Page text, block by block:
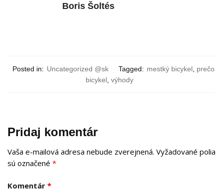
Boris Šoltés
Posted in: Uncategorized @sk Tagged: mestký bicykel prečo
bicykel výhody
Pridaj komentár
Vaša e-mailová adresa nebude zverejnená. Vyžadované polia
sú označené *
Komentár *